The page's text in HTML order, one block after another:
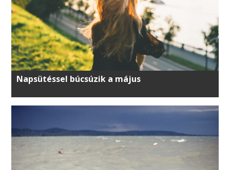
Napsütéssel búcsúzik a május